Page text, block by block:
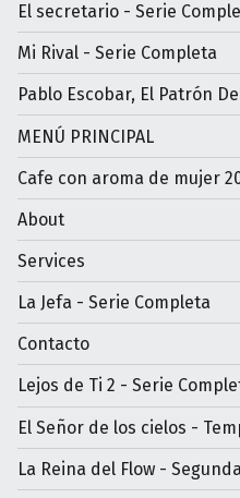
El secretario - Serie
Mi Rival - Serie Completa
Pablo Escobar, El Patrón
MENÚ PRINCIPAL
Cafe con aroma de mujer
About
Services
La Jefa - Serie Completa
Contacto
Lejos de Ti 2 - Serie
El Señor de los cielos -
La Reina del Flow -